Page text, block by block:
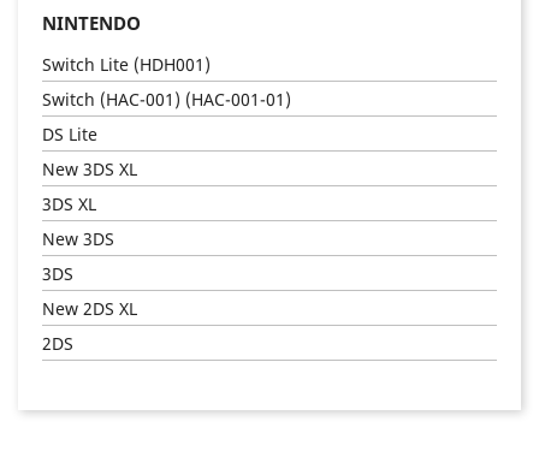
NINTENDO
Switch Lite (HDH001)
Switch (HAC-001) (HAC-001-01)
DS Lite
New 3DS XL
3DS XL
New 3DS
3DS
New 2DS XL
2DS